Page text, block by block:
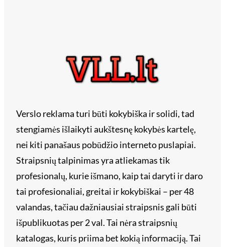
Verslo reklama turi būti kokybiška ir solidi, tad
stengiamės išlaikyti aukštesnę kokybės kartelę,
nei kiti panašaus pobūdžio interneto puslapiai.
Straipsnių talpinimas yra atliekamas tik
profesionalų, kurie išmano, kaip tai daryti ir daro
tai profesionaliai, greitai ir kokybiškai – per 48
valandas, tačiau dažniausiai straipsnis gali būti
išpublikuotas per 2 val. Tai nėra straipsnių
katalogas, kuris priima bet kokią informaciją. Tai